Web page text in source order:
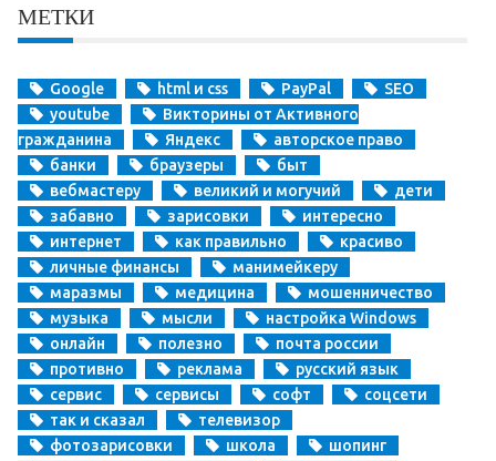
МЕТКИ
Google html и css PayPal
SEO
youtube
Викторины от Активного
гражданина
Яндекс
авторское право
банки
браузеры
быт
вебмастеру
великий и могучий
дети
забавно
зарисовки
интересно
интернет
как правильно
красиво
личные финансы
манимейкеру
маразмы
медицина
мошенничество
музыка
мысли
настройка Windows
онлайн
полезно
почта россии
противно
реклама
русский язык
сервис
сервисы софт
соцсети
так и сказал
телевизор
фотозарисовки
школа
шопинг